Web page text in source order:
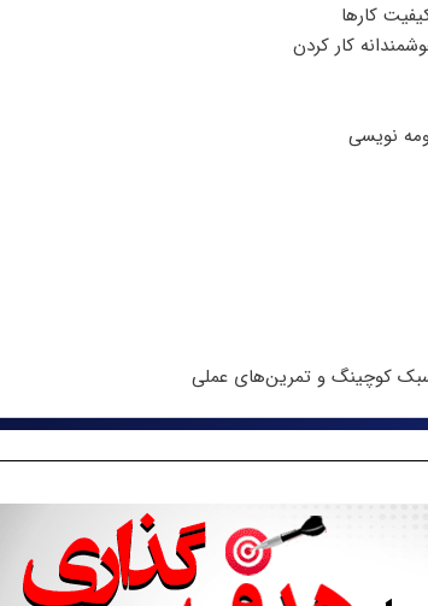
کارها
کار کردن
نویسی